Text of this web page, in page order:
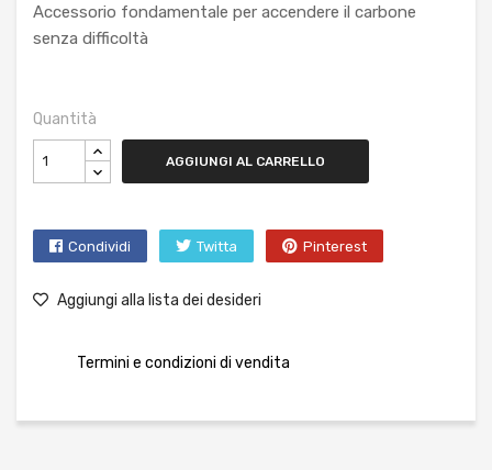
Accessorio fondamentale per accendere il carbone
senza difficoltà
Quantità
AGGIUNGI AL CARRELLO
Condividi Twitta Pinterest
Aggiungi alla lista dei desideri
Termini e condizioni di vendita